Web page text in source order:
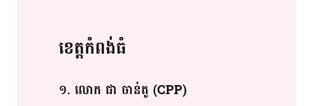
ខេត្ត​​កំពង់​​ធំ​​
១​. លោក​ ជា​ ចាន់​តូ​​ (CPP)